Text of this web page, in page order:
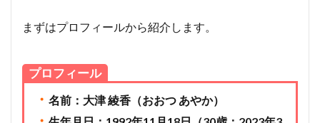
まずはプロフィールから紹介します。
プロフィール
・ 名前：大津 綾香（おおつ あやか）